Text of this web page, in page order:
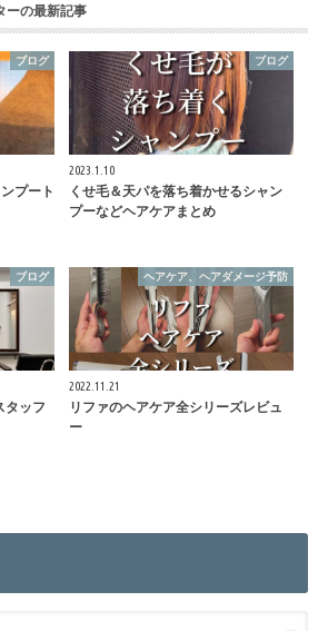
ーの最新記事
ブログ
プート
ブログ
2023.1.10
くせ毛＆天パを落ち着かせるシャン
プーなどヘアケアまとめ
ブログ
ッフ
ヘアケア、ヘアダメージ予防
2022.11.21
リファのヘアケア全シリーズレビュ
ー